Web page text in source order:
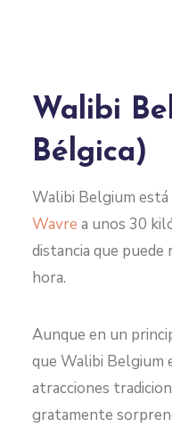
Walibi
Bélgica)
Walibi Belgium está
Wavre a unos 30
distancia que puede
hora.
Aunque en un
que Walibi Belgium
atracciones
gratamente